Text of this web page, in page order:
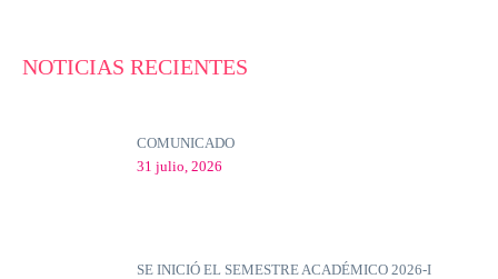
NOTICIAS RECIENTES
COMUNICADO
31 julio, 2026
SE INICIÓ EL SEMESTRE ACADÉMICO 2026-I